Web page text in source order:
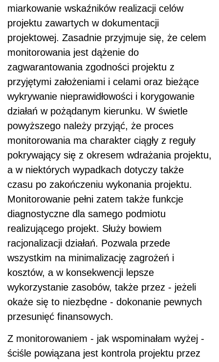
miarkowanie wskaźników realizacji celów
projektu zawartych w dokumentacji
projektowej. Zasadnie przyjmuje się, że celem
monitorowania jest dążenie do
zagwarantowania zgodności projektu z
przyjętymi założeniami i celami oraz bieżące
wykrywanie nieprawidłowości i korygowanie
działań w pożądanym kierunku. W świetle
powyższego należy przyjąć, że proces
monitorowania ma charakter ciągły z reguły
pokrywający się z okresem wdrażania projektu,
a w niektórych wypadkach dotyczy także
czasu po zakończeniu wykonania projektu.
Monitorowanie pełni zatem także funkcje
diagnostyczne dla samego podmiotu
realizującego projekt. Służy bowiem
racjonalizacji działań. Pozwala przede
wszystkim na minimalizację zagrożeń i
kosztów, a w konsekwencji lepsze
wykorzystanie zasobów, także przez - jeżeli
okaże się to niezbędne - dokonanie pewnych
przesunięć finansowych.
Z monitorowaniem - jak wspominałam wyżej -
ściśle powiązana jest kontrola projektu przez